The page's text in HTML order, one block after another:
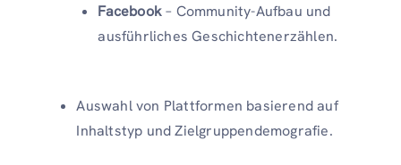
Facebook– Community-Aufbau und
ausführliches Geschichtenerzählen.
Auswahl von Plattformen basierend auf
Inhaltstyp und Zielgruppendemografie.